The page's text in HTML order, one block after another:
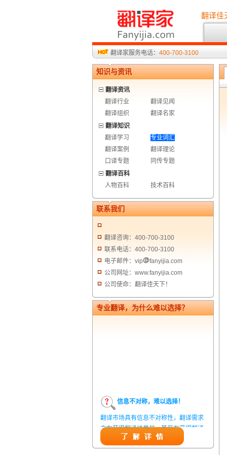
翻译佳
翻译家服务电话： 400-700-3100
知识与资讯
翻译资讯
翻译行业
翻译见闻
翻译组织
翻译名家
翻译知识
翻译学习
专业词汇
翻译案例
翻译理论
口译专题
同传专题
翻译百科
人物百科
技术百科
联系我们
翻译咨询：400-700-3100
联系电话：400-700-3100
电子邮件：vip
fanyijia.com
公司网址：www.fanyijia.com
公司使命：翻译佳天下！
专业翻译，为什么难以选择？
信息不对称，难以选择！
翻译市场具有信息不对称性，翻译需求
方在获得翻译结果前，甚至在获得翻译
结果后，都无法准确判定翻译质量。从
而给劣质翻译者提供了一定生存条件，